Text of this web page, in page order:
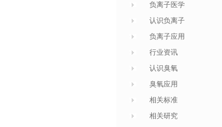
负离子医学
认识负离子
负离子应用
行业资讯
认识臭氧
臭氧应用
相关标准
相关研究